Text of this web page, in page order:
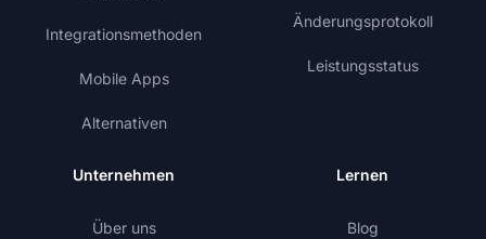
Integrationsmethoden
Mobile Apps
Alternativen
Änderungsprotokoll
Leistungsstatus
Unternehmen
Über uns
Lernen
Blog